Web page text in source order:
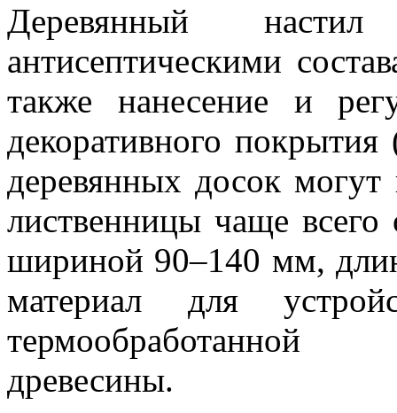
Деревянный настил
антисептическими
также нанесение и
декоративного
деревянных досок могут
лиственницы чаще
шириной 90–140 мм,
материал для
термообработанной
древесины.